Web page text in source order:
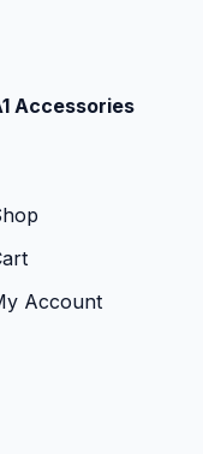
Accessories
Account